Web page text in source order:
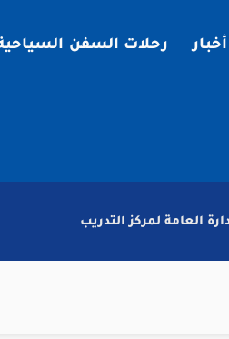
أخبار رحلات السفن
العامة لمركز التدريب